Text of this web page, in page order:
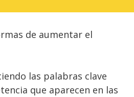
de aumentar el
las palabras clave
que aparecen en las